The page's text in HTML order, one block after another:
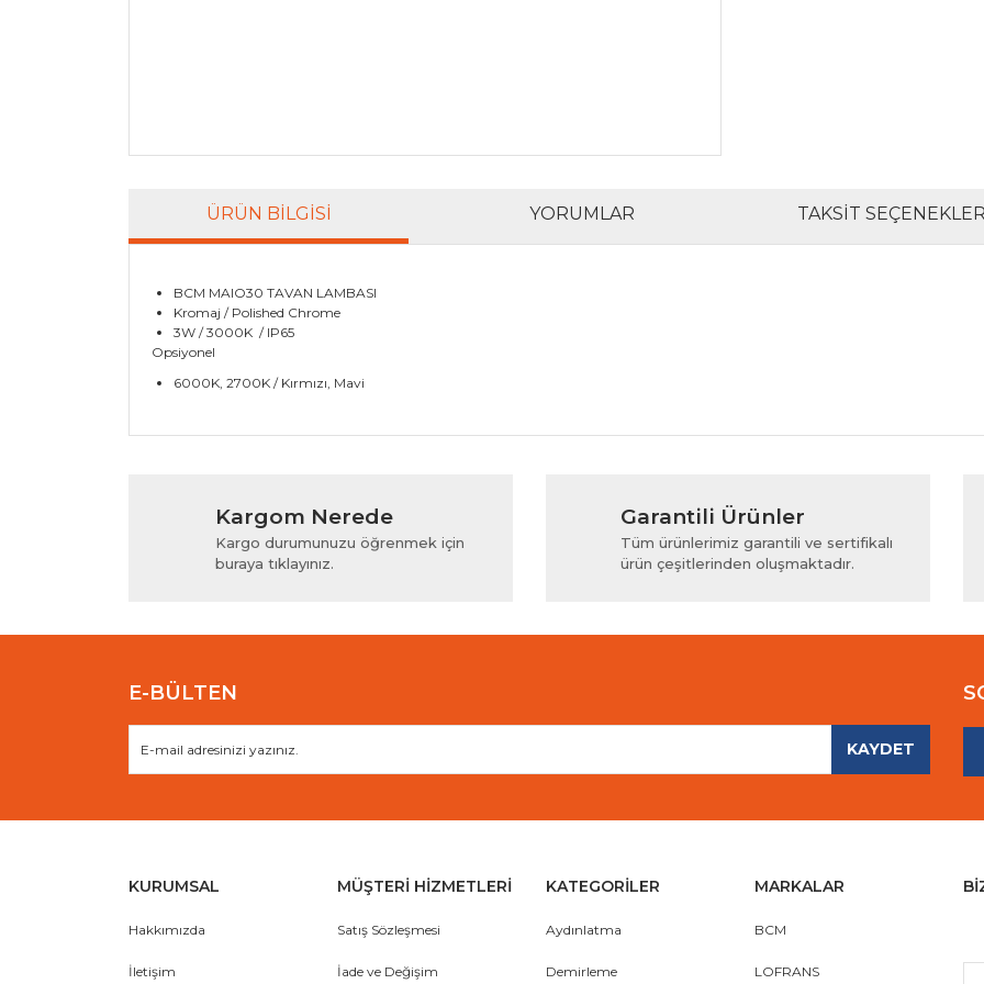
ÜRÜN BILGISI YORUMLAR TAKSIT
BCM MAIO30 TAVAN LAMBASI
Kromaj / Polished Chrome
3W / 3000K / IP65
Opsiyonel
6000K, 2700K / Kırmızı, Mavi
Yorum Yaz
Bu ürünün fiyat bilgisi, resim, ürün açıklamalarında ve diğer konularda yetersiz gördüğünüz noktaları öneri formunu
Ürün resmi kalitesiz, bozuk veya görüntülenemiyor.
Ürün açıklamasında eksik bilgiler bulunuyor.
Ürün bilgilerinde hatalar bulunuyor.
Bu ürüne benzer farklı alternatifler olmalı.
Kargom Nerede
Kargo durumunuzu öğrenmek için
buraya tıklayınız.
Garantili Ürünler
Tüm ürünlerimiz garantili ve sertifikalı
ürün çeşitlerinden oluşmaktadır.
E-BÜLTEN
KAYDET
KURUMSAL
Hakkımızda
İletişim
MÜŞTERİ HİZMETLERİ
Satış Sözleşmesi
İade ve Değişim
KATEGORİLER
Aydınlatma
Demirleme
MARKALAR
BCM
LOFRANS